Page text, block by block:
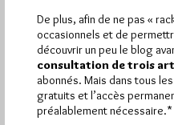
Abonnement aux
De plus, afin de ne pas «
occasionnels et de
découvrir un peu le blog
consultation de trois
abonnés. Mais dans tous
gratuits et l’accès
préalablement nécessaire.*